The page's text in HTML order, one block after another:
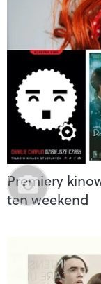
Premiery
ten weekend